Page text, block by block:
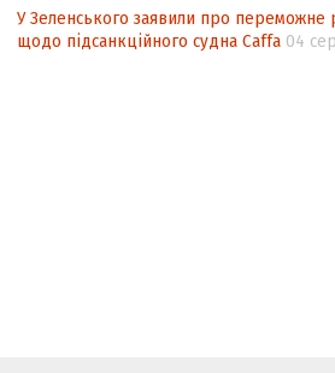
У Зеленського заявили про переможне
щодо підсанкційного судна Caffa 04